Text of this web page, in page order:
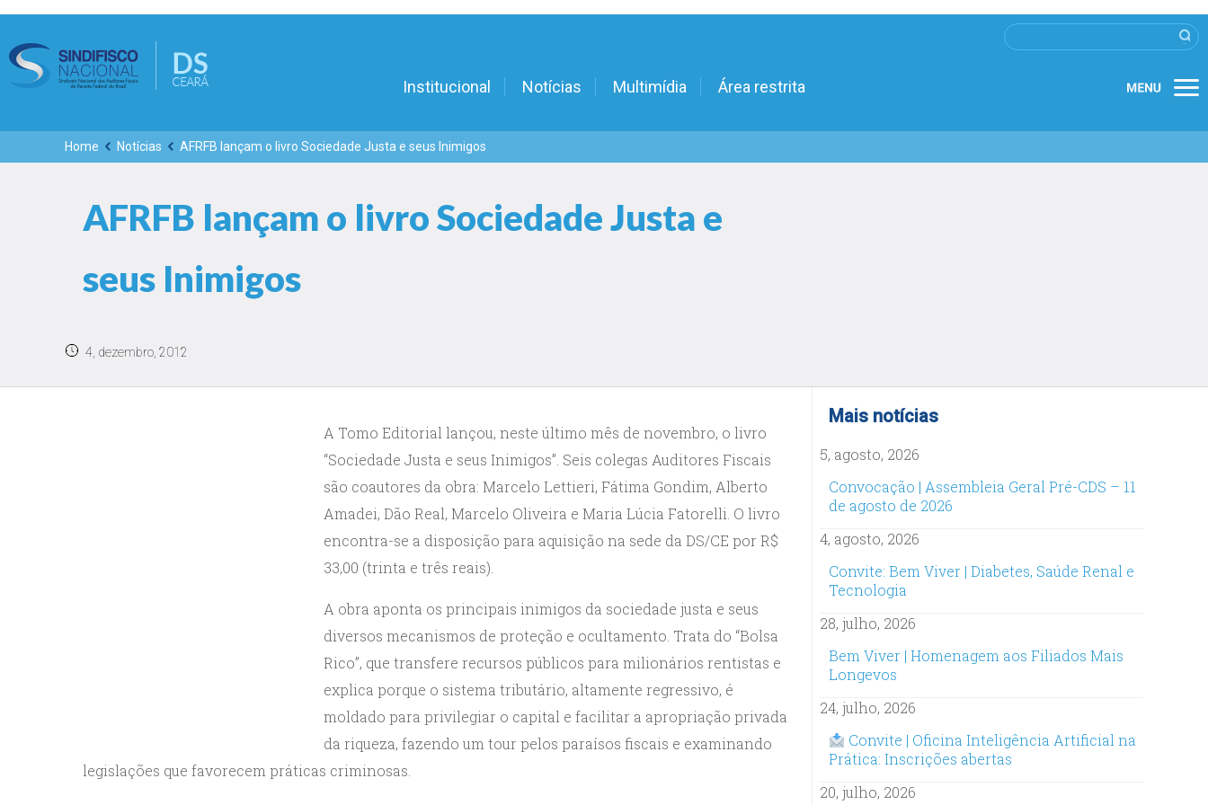
Institucional Notícias Multimídia Área restrita
Home Notícias AFRFB lançam o livro Sociedade Justa e seus Inimigos
AFRFB lançam o livro Sociedade Justa e
seus Inimigos
4, dezembro, 2012
A Tomo Editorial lançou, neste último mês de novembro, o livro
“Sociedade Justa e seus Inimigos”. Seis colegas Auditores Fiscais
são coautores da obra: Marcelo Lettieri, Fátima Gondim, Alberto
Amadei, Dão Real, Marcelo Oliveira e Maria Lúcia Fatorelli. O livro
encontra-se a disposição para aquisição na sede da DS/CE por R$
33,00 (trinta e três reais).
A obra aponta os principais inimigos da sociedade justa e seus
diversos mecanismos de proteção e ocultamento. Trata do “Bolsa
Rico”, que transfere recursos públicos para milionários rentistas e
explica porque o sistema tributário, altamente regressivo, é
moldado para privilegiar o capital e facilitar a apropriação privada
da riqueza, fazendo um tour pelos paraísos fiscais e examinando
legislações que favorecem práticas criminosas.
Mais notícias
5, agosto, 2026
Convocação | Assembleia Geral Pré-CDS – 11
de agosto de 2026
4, agosto, 2026
Convite: Bem Viver | Diabetes, Saúde Renal e
Tecnologia
28, julho, 2026
Bem Viver | Homenagem aos Filiados Mais
Longevos
24, julho, 2026
Convite | Oficina Inteligência Artificial na
Prática: Inscrições abertas
20, julho, 2026